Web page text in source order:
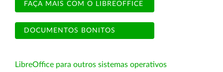
FAÇA MAIS COM O LIBREOFFICE
DOCUMENTOS BONITOS
LibreOffice para outros sistemas operativos